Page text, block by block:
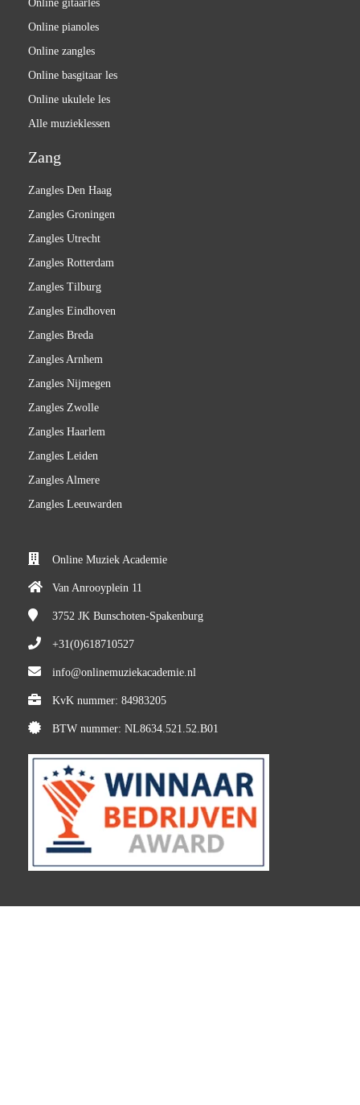
Online gitaarles
Online pianoles
Online zangles
Online basgitaar les
Online ukulele les
Alle muzieklessen
Zang
Zangles Den Haag
Zangles Groningen
Zangles Utrecht
Zangles Rotterdam
Zangles Tilburg
Zangles Eindhoven
Zangles Breda
Zangles Arnhem
Zangles Nijmegen
Zangles Zwolle
Zangles Haarlem
Zangles Leiden
Zangles Almere
Zangles Leeuwarden
Online Muziek Academie
Van Anrooyplein 11
3752 JK Bunschoten-Spakenburg
+31(0)618710527
info@onlinemuziekacademie.nl
KvK nummer: 84983205
BTW nummer: NL8634.521.52.B01